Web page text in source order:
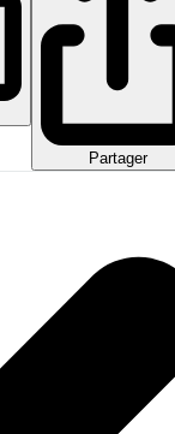
Partager